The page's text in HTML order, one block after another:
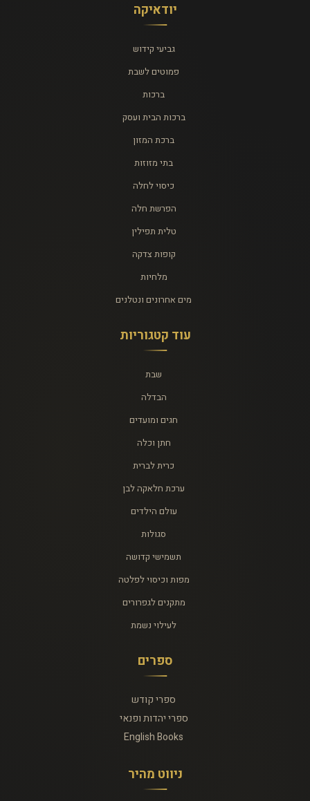
יודאיקה
גביעי קידוש
פמוטים לשבת
ברכות
ברכות הבית ועסק
ברכת המזון
בתי מזוזות
כיסוי לחלה
הפרשת חלה
טלית תפילין
קופות צדקה
מלחיות
מים אחרונים ונטלנים
עוד קטגוריות
שבת
הבדלה
חגים ומועדים
חתן וכלה
כרית לברית
ערכת חלאקה לבן
עולם הילדים
סגולות
תשמישי קדושה
מפות וכיסוי לפלטה
מתקנים לגפרורים
לעילוי נשמת
ספרים
ספרי קודש
ספרי יהדות ופנאי
English Books
ניווט מהיר